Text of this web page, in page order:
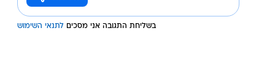
בשליחת התגובה אני מסכים לתנאי השימוש